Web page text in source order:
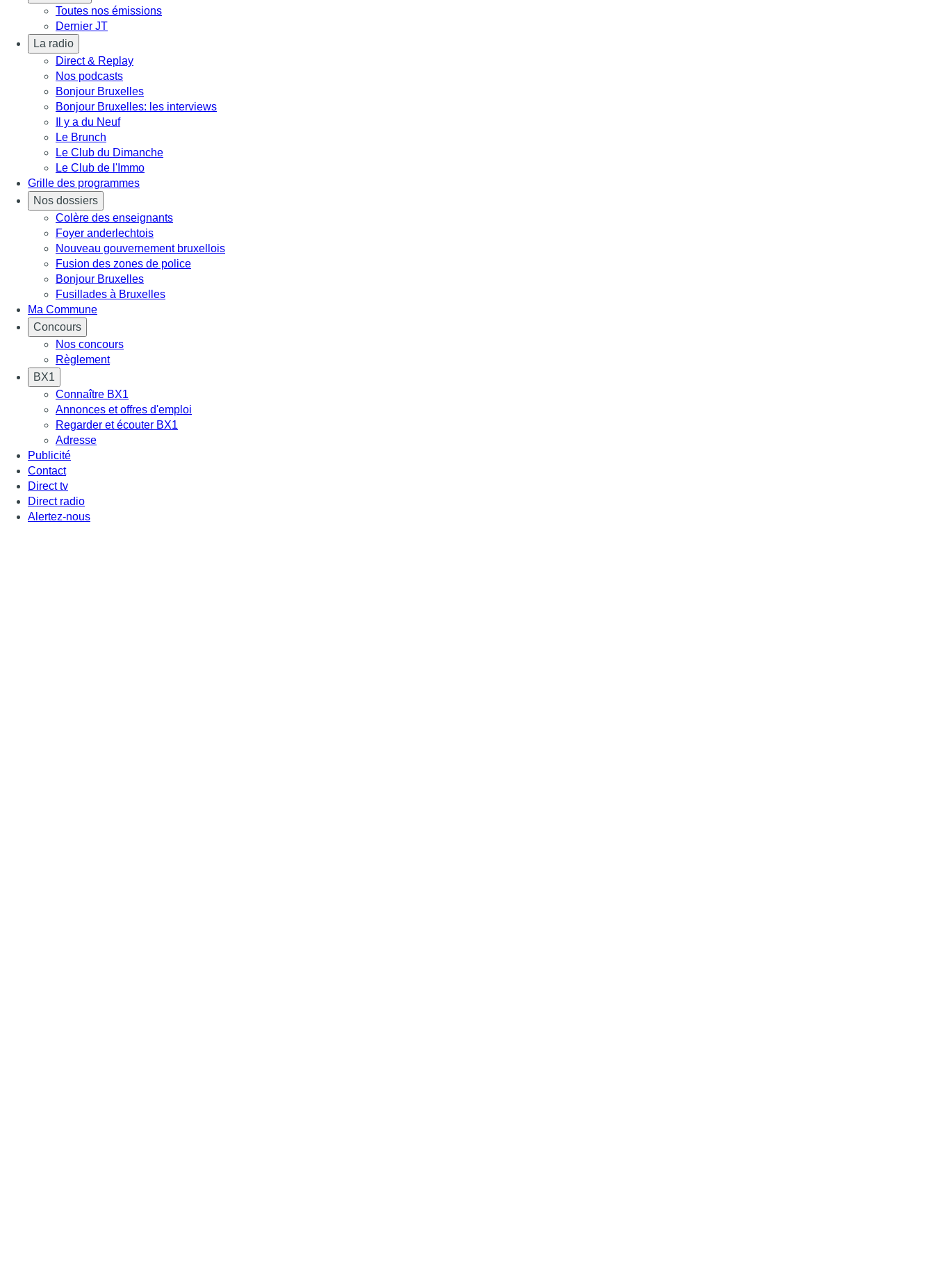
Toutes nos émissions
Dernier JT
La radio
Direct & Replay
Nos podcasts
Bonjour Bruxelles
Bonjour Bruxelles: les interviews
Il y a du Neuf
Le Brunch
Le Club du Dimanche
Le Club de l'Immo
Grille des programmes
Nos dossiers
Colère des enseignants
Foyer anderlechtois
Nouveau gouvernement bruxellois
Fusion des zones de police
Bonjour Bruxelles
Fusillades à Bruxelles
Ma Commune
Concours
Nos concours
Règlement
BX1
Connaître BX1
Annonces et offres d'emploi
Regarder et écouter BX1
Adresse
Publicité
Contact
Direct tv
Direct radio
Alertez-nous